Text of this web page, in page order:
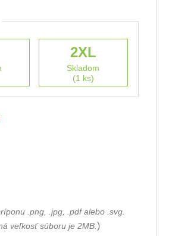
2XL
Skladom
(1 ks)
.png, .jpg, .pdf alebo .svg.
veľkosť súboru je 2MB. )